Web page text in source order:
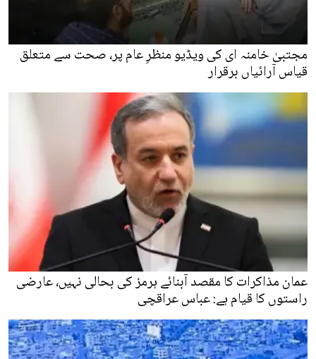
مجتبیٰ خامنہ ای کی ویڈیو منظرِ عام پر، صحت سے متعلق
قیاس آرائیاں برقرار
عمان مذاکرات کا مقصد آبنائے ہرمز کی بحالی نہیں، عارضی
راستوں کا قیام ہے: عباس عراقچی